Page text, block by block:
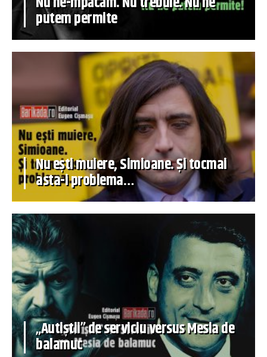
putem permite
Nu ești muiere, Simioane. Și tocmai
asta-i problema…
„Autiștii” de serviciu versus Mesia de
balamuc